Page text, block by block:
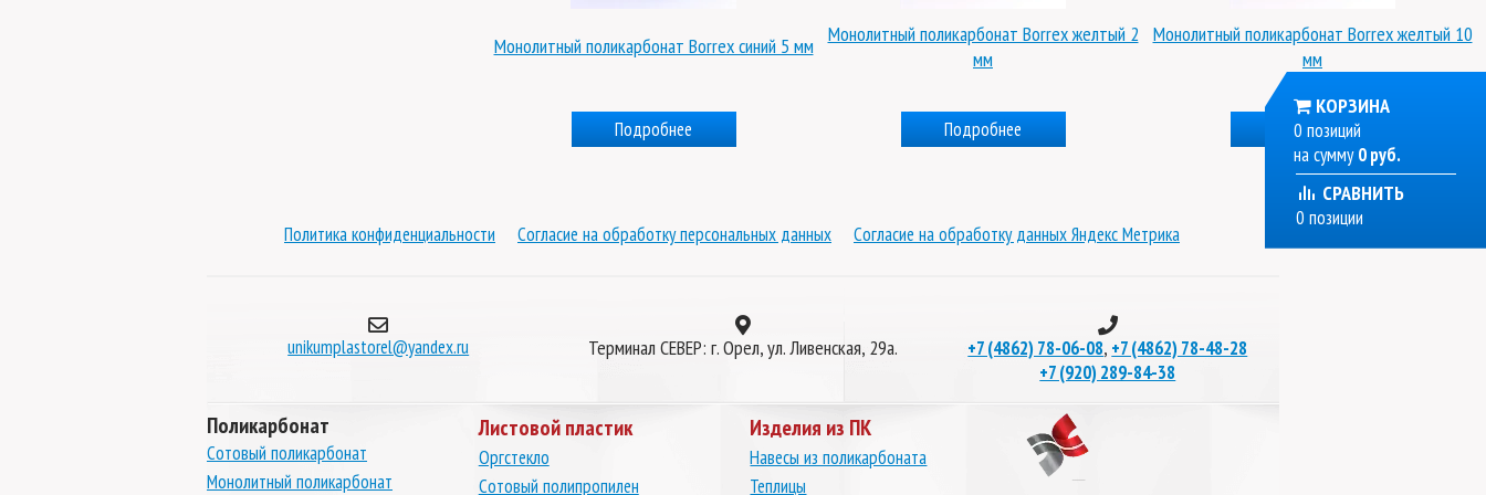
Монолитный поликарбонат Borrex синий 5 мм
Подробнее
Монолитный поликарбонат Borrex желтый 2
мм
Подробнее
Монолитный поликарбонат Borrex желтый 10
мм
Подробнее
Политика конфиденциальности Согласие на обработку персональных данных Согласие на обработку данных Яндекс Метрика
unikumplastorel@yandex.ru Терминал СЕВЕР: г. Орел, ул. Ливенская, 29а. +7 (4862) 78-06-08, +7 (4862) 78-48-28
+7 (920) 289-84-38
Поликарбонат
Сотовый поликарбонат
Монолитный поликарбонат
Листовой пластик
Оргстекло
Сотовый полипропилен
Изделия из ПК
Навесы из поликарбоната
Теплицы
КОРЗИНА
0 позиций
на сумму0 руб.
СРАВНИТЬ
0 позиции